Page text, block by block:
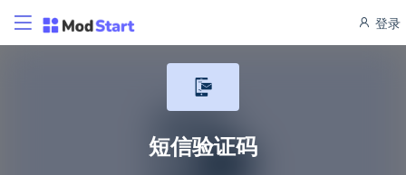
登录
短信验证码